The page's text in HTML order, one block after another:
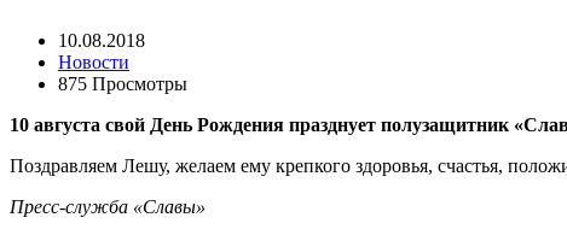
10.08.2018
Новости
875 Просмотры
10 августа свой День Рождения празднует полузащитник
Поздравляем Лешу, желаем ему крепкого здоровья, счастья,
Пресс-служба «Славы»